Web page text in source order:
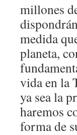
millones
medida
planeta,
vida en la
ya sea la
haremos
forma de